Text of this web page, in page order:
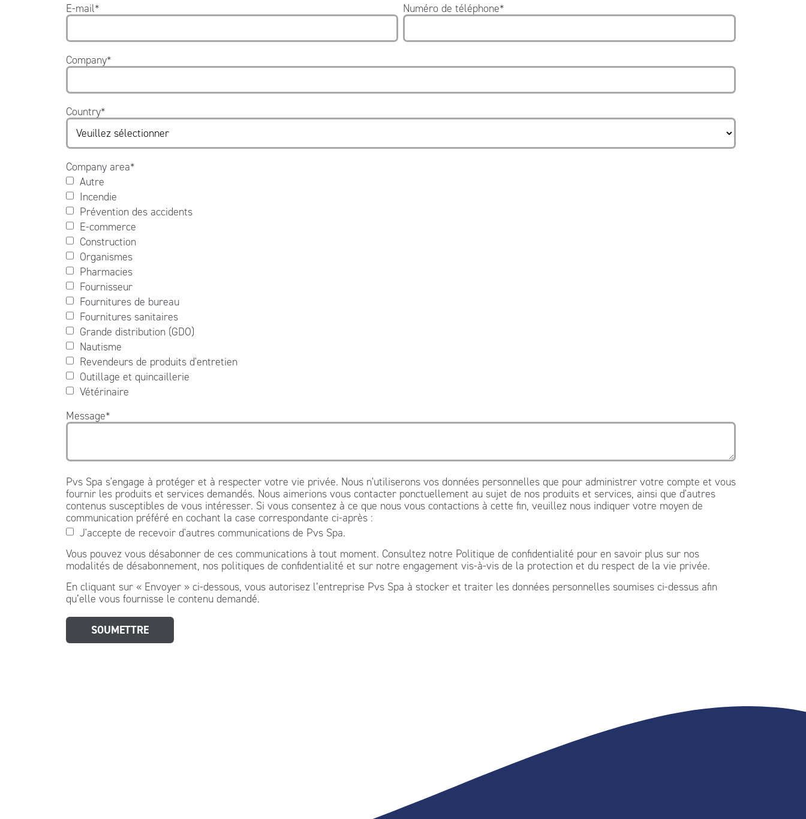
E-mail* Numéro de téléphone*
Company*
Country*
Company area*
Autre
Incendie
Prévention des accidents
E-commerce
Construction
Organismes
Pharmacies
Fournisseur
Fournitures de bureau
Fournitures sanitaires
Grande distribution (GDO)
Nautisme
Revendeurs de produits d'entretien
Outillage et quincaillerie
Vétérinaire
Message*
Pvs Spa s'engage à protéger et à respecter votre vie privée. Nous n'utiliserons vos données personnelles que pour administrer votre compte et vous
fournir les produits et services demandés. Nous aimerions vous contacter ponctuellement au sujet de nos produits et services, ainsi que d'autres
contenus susceptibles de vous intéresser. Si vous consentez à ce que nous vous contactions à cette fin, veuillez nous indiquer votre moyen de
communication préféré en cochant la case correspondante ci-après :
J'accepte de recevoir d'autres communications de Pvs Spa.
Vous pouvez vous désabonner de ces communications à tout moment. Consultez notre Politique de confidentialité pour en savoir plus sur nos
modalités de désabonnement, nos politiques de confidentialité et sur notre engagement vis-à-vis de la protection et du respect de la vie privée.
En cliquant sur « Envoyer » ci-dessous, vous autorisez l’entreprise Pvs Spa à stocker et traiter les données personnelles soumises ci-dessus afin
qu’elle vous fournisse le contenu demandé.